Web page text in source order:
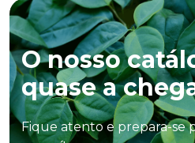
O nosso
quase a
Fique atento e prepara-se